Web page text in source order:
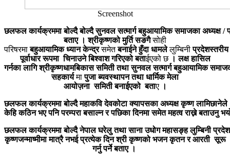
Screenshot
छलफल कार्यक्रममा बोल्दै बोल्दै सुनवल सत्मार्ग बहुआयामिक समाजका अध्यक्ष /
बताए । श्रीकृष्णको मुर्ति सङगैसोही
परिषरमाबहुआयामिक ध्यान केन्द्रसमेतबनाईने हुँदा धामलेलुम्बिनीप्रदेशस्तरीय
पूर्वाधार रूपमा चिनाउने बिश्वाश गरिएको बताईएको छ । लक्ष हासिल
गर्नका लागि श्रीकृष्णधामबिकास समिती तथा सुनवल सत्मार्ग बहुआयामिक
सहकार्यमापुजा ब्यवस्थापन तथा धार्मिक मेला
आयोज़ना समिती बनाईएको बताए ।
छलफल कार्यक्रममा बोल्दै महाकवि देवकोटा क्यापसका अध्यक्ष कृष्ण लामिछानेले
केहि कठिन भए पनि परम्परा बसाल्न र पछिका दिनमा समेत महत्व राख्ने बताउनु
छलफल कार्यक्रममा बोल्दै नेपाल घरेलु तथा साना उधोग महासङ्ह लुम्बिनी प्रदेश
कृष्णजन्माष्मीमा मात्रै नभई प्रत्येक दिन श्री कृष्णको भजन कृतन र आरती सूरू
गर्नु पर्ने बताए ।